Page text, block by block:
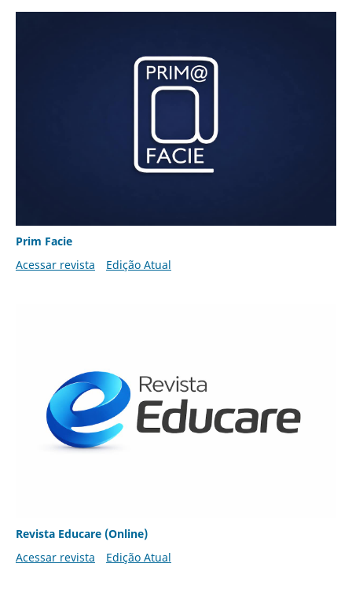
Prim Facie
Acessar revista
Edição Atual
Revista Educare (Online)
Acessar revista
Edição Atual